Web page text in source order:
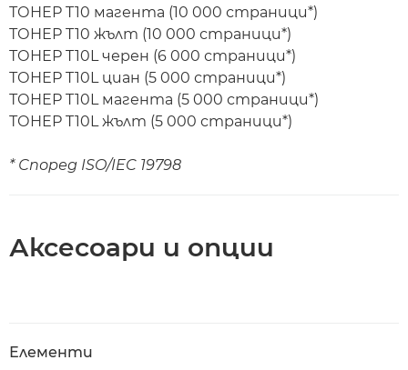
ТОНЕР T10 магента (10 000 страници*)
ТОНЕР T10 жълт (10 000 страници*)
ТОНЕР T10L черен (6 000 страници*)
ТОНЕР T10L циан (5 000 страници*)
ТОНЕР T10L магента (5 000 страници*)
ТОНЕР T10L жълт (5 000 страници*)
* Според ISO/IEC 19798
Аксесоари и опции
Елементи